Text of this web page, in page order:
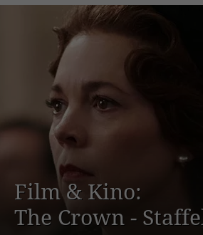
Film & Kino:
The Crown -